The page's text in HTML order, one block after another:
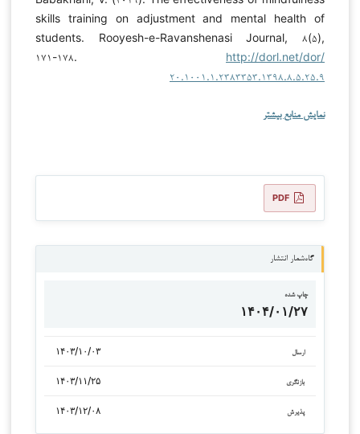
skills training on adjustment and mental health of
students. Rooyesh-e-Ravanshenasi Journal, ۸(۵),
۱۷۱-۱۷۸. http://dorl.net/dor/
۲۰.۱۰۰۱.۱.۲۳۸۳۳۵۳.۱۳۹۸.۸.۵.۲۵.۹
نمایش منابع بیشتر
PDF
گاه‌شمار انتشار
چاپ شده
۱۴۰۴/۰۱/۲۷
ارسال ۱۴۰۳/۱۰/۰۳
بازنگری ۱۴۰۳/۱۱/۲۵
پذیرش ۱۴۰۳/۱۲/۰۸